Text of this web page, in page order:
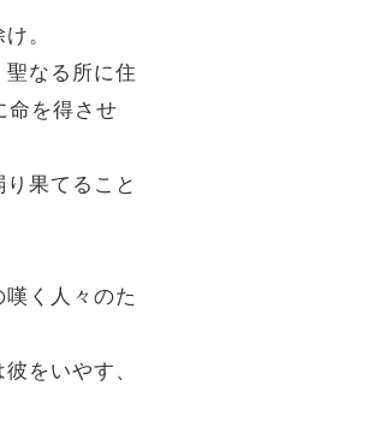
。
なる所に住
命を得させ
果てること
く人々のた
をいやす、